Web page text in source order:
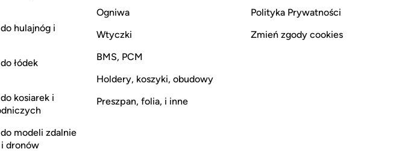
hulajnóg i
łódek
kosiarek i
modeli zdalnie
dronów
Ogniwa
Wtyczki
BMS, PCM
Holdery, koszyki, obudowy
Preszpan, folia, i inne
Polityka Prywatności
Zmień zgody cookies